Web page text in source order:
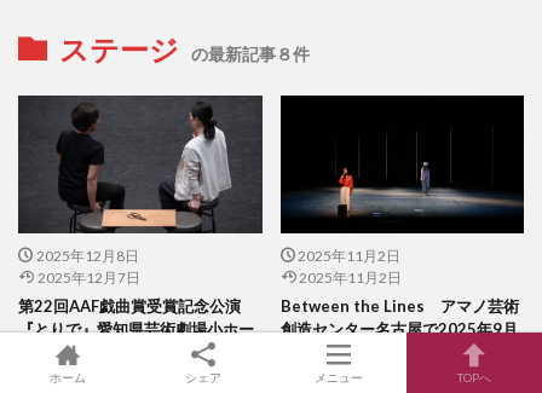
ステージ の最新記事８件
2025年12月8日
2025年12月7日
第22回AAF戯曲賞受賞記念公演
『とりで』愛知県芸術劇場小ホー
ルで2025年12月19-21日に上演
2025年11月2日
2025年11月2日
Between the Lines アマノ芸術
創造センター名古屋で2025年9月
27、28日に上演
ホーム シェア メニュー TOPへ